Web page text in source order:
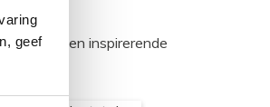
geefwe een inspirerende